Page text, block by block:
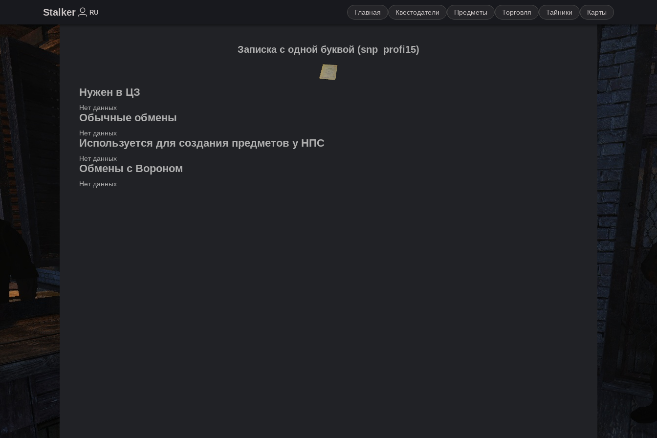
Stalker RU Главная Квестодатели Предметы Торговля Тайники Карты
Записка с одной буквой (snp_profi15)
Нужен в ЦЗ
Нет данных
Обычные обмены
Нет данных
Используется для создания предметов у НПС
Нет данных
Обмены с Вороном
Нет данных